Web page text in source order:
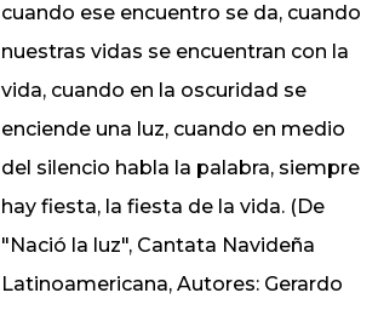
cuando ese encuentro se da, cuando
nuestras vidas se encuentran con la
vida, cuando en la oscuridad se
enciende una luz, cuando en medio
del silencio habla la palabra, siempre
hay fiesta, la fiesta de la vida. (De
"Nació la luz", Cantata Navideña
Latinoamericana, Autores: Gerardo